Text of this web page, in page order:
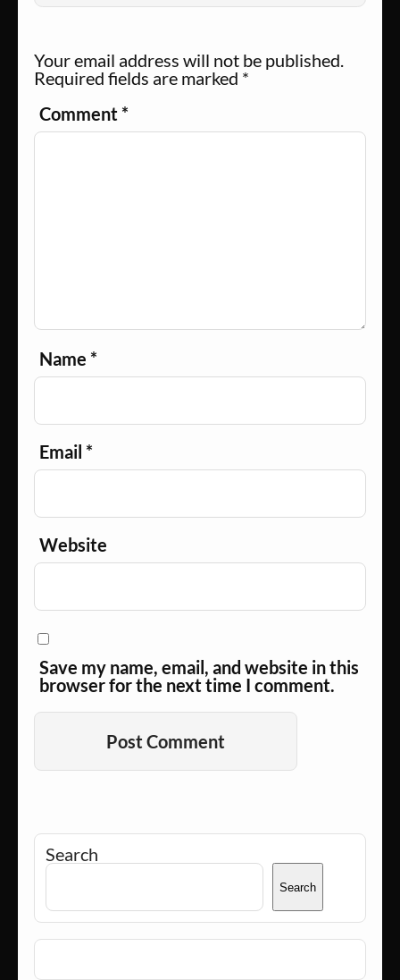
Your email address will not be published.
Required fields are marked *
Comment *
Name *
Email *
Website
Save my name, email, and website in this
browser for the next time I comment.
Search
Search